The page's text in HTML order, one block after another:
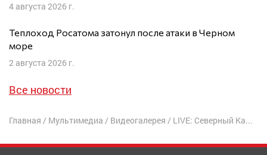
4 августа 2026 г.
Теплоход Росатома затонул после атаки в Черном
море
2 августа 2026 г.
Все новости
Главная / Мультимедиа / Видеогалерея / LIVE: Северный Кавказ взрывает Россию? | Юрий Фельштинский